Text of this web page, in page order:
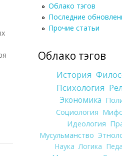
Облако тэгов
Последние
Прочие статьи
Облако тэгов
История
Психология
Экономика
Социология
Идеология
Мусульманство
Наука Логика